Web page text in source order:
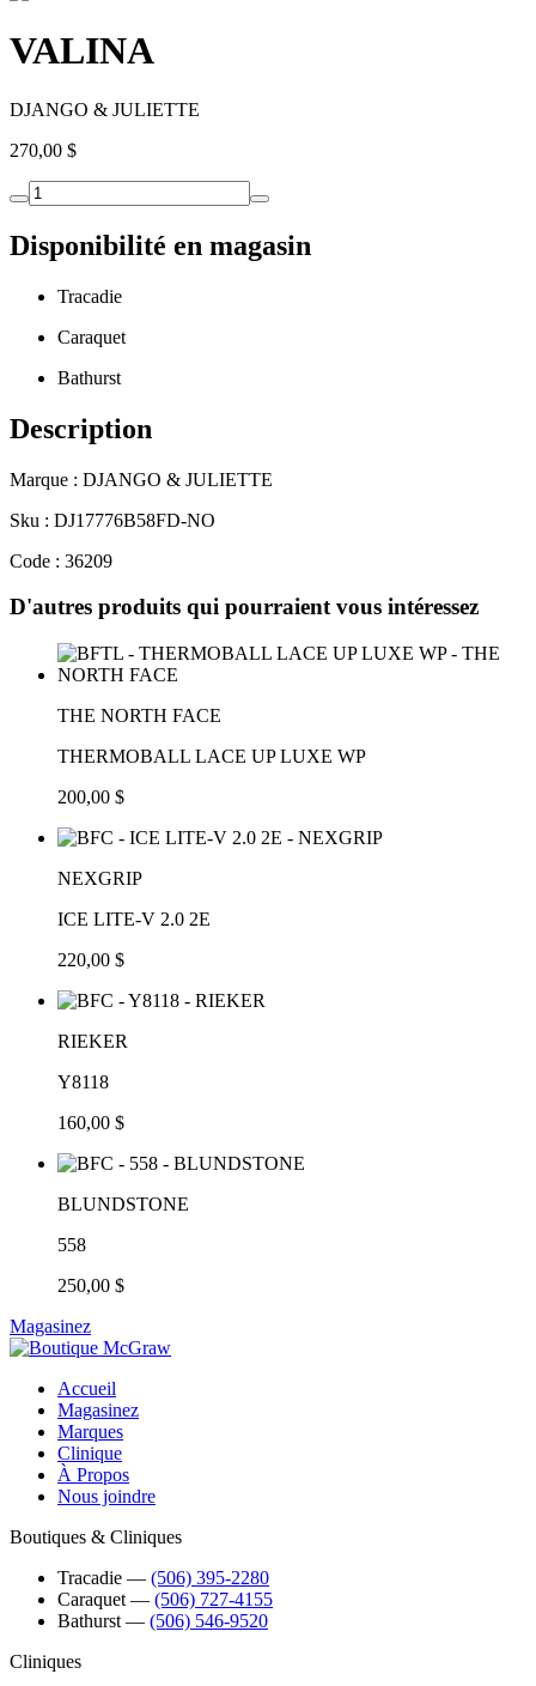
VALINA
DJANGO & JULIETTE
270,00 $
Disponibilité en magasin
Tracadie
Caraquet
Bathurst
Description
Marque : DJANGO & JULIETTE
Sku : DJ17776B58FD-NO
Code : 36209
D'autres produits qui pourraient vous intéressez
THE NORTH FACE
THERMOBALL LACE UP LUXE WP
200,00 $
NEXGRIP
ICE LITE-V 2.0 2E
220,00 $
RIEKER
Y8118
160,00 $
BLUNDSTONE
558
250,00 $
Magasinez
Accueil
Magasinez
Marques
Clinique
À Propos
Nous joindre
Boutiques & Cliniques
Tracadie ― (506) 395-2280
Caraquet ― (506) 727-4155
Bathurst ― (506) 546-9520
Cliniques